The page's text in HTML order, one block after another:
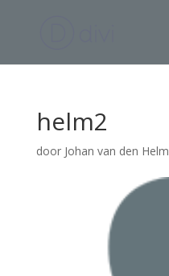
helm2
door Johan van den Helm